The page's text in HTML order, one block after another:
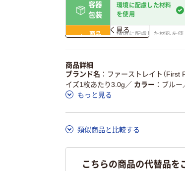
容器
包装
環境に配慮した材料
を使用
商品
環境に配慮した材料を使
仕組
この商品の環境配慮ポイントです。詳
ア詳細／加点項目
詳しく見る
商品詳細
ブランド名
ファーストレイト（First
イズ1枚あたり3.0g ／ カラー ブルー
もっと見る
類似商品と比較する
こちらの商品の代替品を